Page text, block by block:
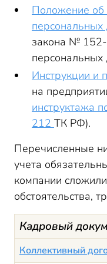
Положение об
персональных
закона №
персональных
Инструкции и
на
инструктажа
212 ТК РФ).
Перечисленные
учета
компании
обстоятельства,
Кадровый
Коллективный